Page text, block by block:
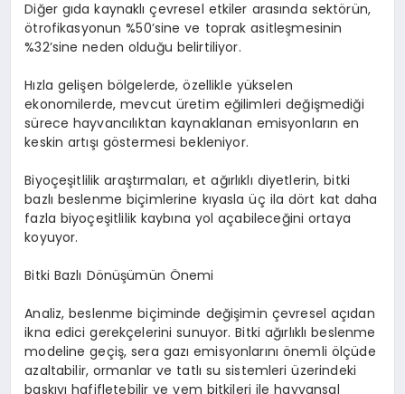
Diğer gıda kaynaklı çevresel etkiler arasında sektörün,
ötrofikasyonun %50’sine ve toprak asitleşmesinin
%32’sine neden olduğu belirtiliyor.
Hızla gelişen bölgelerde,özellikle yükselen
ekonomilerde, mevcut üretim eğilimleri değişmediği
sürece hayvancılıktan kaynaklanan emisyonların en
keskin artışı göstermesi bekleniyor.
Biyoçeşitlilik araştırmaları, et ağırlıklı diyetlerin, bitki
bazlı beslenme biçimlerine kıyasla üç ila dört kat daha
fazla biyoçeşitlilik kaybına yol açabileceğini ortaya
koyuyor.
Bitki Bazlı Dönüşümün Önemi
Analiz, beslenme biçiminde değişimin çevresel açıdan
ikna edici gerekçelerini sunuyor. Bitki ağırlıklı beslenme
modeline geçiş, sera gazı emisyonlarını önemli ölçüde
azaltabilir, ormanlar ve tatlı su sistemleri üzerindeki
baskıyı hafifletebilir ve yem bitkileri ile hayvansal